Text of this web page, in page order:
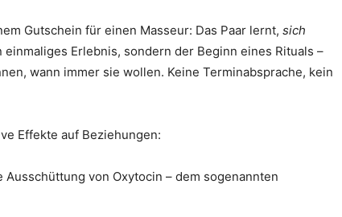
Gutschein für einen Masseur: Das Paar lernt, sich
einmaliges Erlebnis, sondern der Beginn eines Rituals –
wann immer sie wollen. Keine Terminabsprache, kein
Effekte auf Beziehungen:
von Oxytocin – dem sogenannten